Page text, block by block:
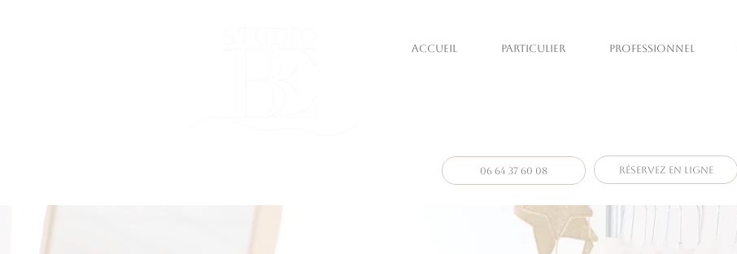
ACCUEIL PARTICULIER PROFESSIONNEL
06 64 37 60 08 Réservez en ligne